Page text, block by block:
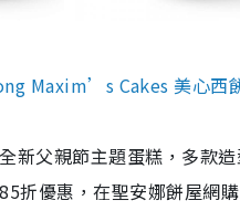
Maxim’s Cakes 美心西
新父親節主題蛋糕 ，多款
85折優惠，在聖安娜餅屋網購